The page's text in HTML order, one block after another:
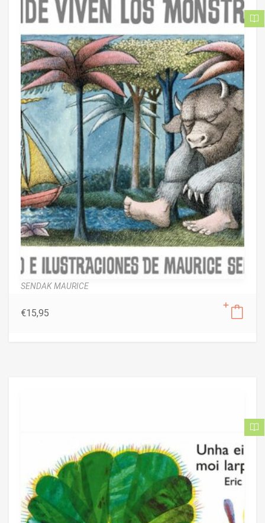
SENDAK MAURICE
€15,95